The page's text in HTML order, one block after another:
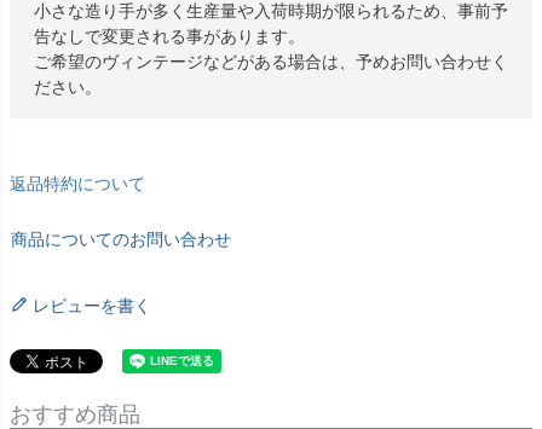
小さな造り手が多く生産量や入荷時期が限られるため、事前予
告なしで変更される事があります。
ご希望のヴィンテージなどがある場合は、予めお問い合わせく
ださい。
返品特約について
商品についてのお問い合わせ
レビューを書く
おすすめ商品